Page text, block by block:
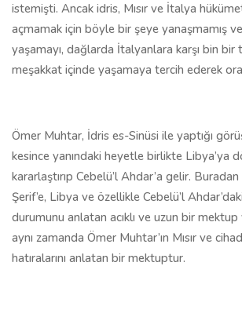
istemişti. Ancak idris, Mısır ve İtalya
açmamak için böyle bir şeye yanaşmamış ve
yaşamayı, dağlarda İtalyanlara karşı bin
meşakkat içinde yaşamaya tercih ederek
Ömer Muhtar, İdris es-Sinüsi ile yaptığı
kesince yanındaki heyetle birlikte Libya’ya
kararlaştırıp Cebelü’l Ahdar’a gelir.
Şerif’e, Libya ve özellikle Cebelü’l
durumunu anlatan acıklı ve uzun bir
aynı zamanda Ömer Muhtar’ın Mısır ve
hatıralarını anlatan bir mektuptur.